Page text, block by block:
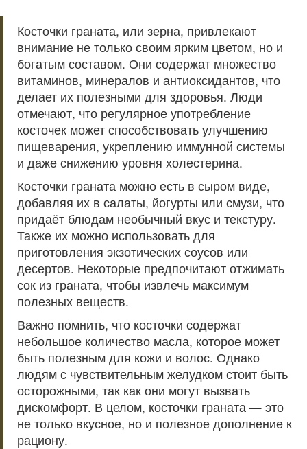
Косточки граната, или зерна, привлекают
внимание не только своим ярким цветом, но и
богатым составом. Они содержат множество
витаминов, минералов и антиоксидантов, что
делает их полезными для здоровья. Люди
отмечают, что регулярное употребление
косточек может способствовать улучшению
пищеварения, укреплению иммунной системы
и даже снижению уровня холестерина.
Косточки граната можно есть в сыром виде,
добавляя их в салаты, йогурты или смузи, что
придаёт блюдам необычный вкус и текстуру.
Также их можно использовать для
приготовления экзотических соусов или
десертов. Некоторые предпочитают отжимать
сок из граната, чтобы извлечь максимум
полезных веществ.
Важно помнить, что косточки содержат
небольшое количество масла, которое может
быть полезным для кожи и волос. Однако
людям с чувствительным желудком стоит быть
осторожными, так как они могут вызвать
дискомфорт. В целом, косточки граната — это
не только вкусное, но и полезное дополнение к
рациону.